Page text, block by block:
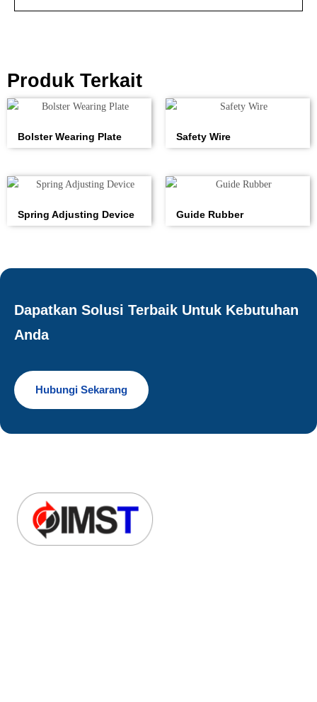
Produk Terkait
Bolster Wearing Plate Safety Wire
Spring Adjusting Device Guide Rubber
Dapatkan Solusi Terbaik Untuk Kebutuhan
Anda
Hubungi Sekarang